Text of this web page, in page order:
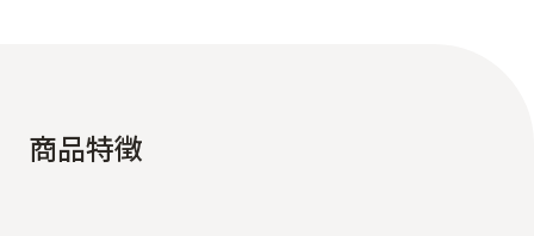
商品特徴